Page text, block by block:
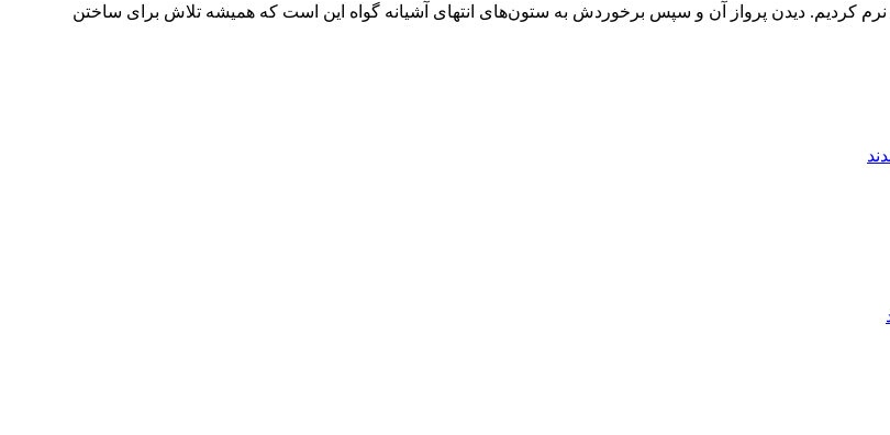
نرم کردیم. دیدن پرواز آن و سپس برخوردش به ستون‌های انتهای آشیانه گواه این است که همیشه تلاش برای ساختن